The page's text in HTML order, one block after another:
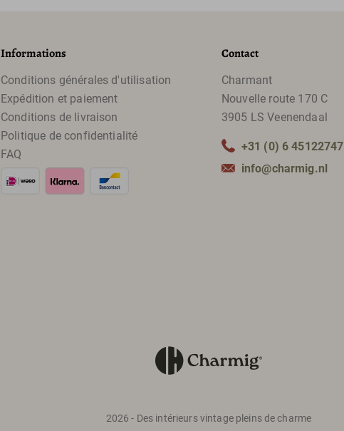
Informations
Conditions générales d'utilisation
Expédition et paiement
Conditions de livraison
Politique de confidentialité
FAQ
Contact
Charmant
Nouvelle route 170 C
3905 LS Veenendaal
+31 (0) 6 45122747
info@charmig.nl
2026 - Des intérieurs vintage pleins de charme